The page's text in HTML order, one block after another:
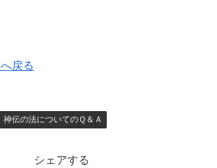
戻る
伝の法についてのＱ＆Ａ
シェアする